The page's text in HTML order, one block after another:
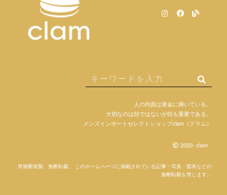
人の内面は黄金に輝いている。
大切なのは殻ではないが殻も重要である。
メンズインポートセレクトショップclam（クラム）
2020- clam
禁無断複製、無断転載、 このホームページに掲載されている記事・写真・図表などの
無断転載を禁じます。